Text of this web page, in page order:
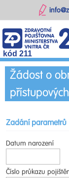
kód 211
Žádost o
Zadání parametrů
Datum narození
Číslo průkazu